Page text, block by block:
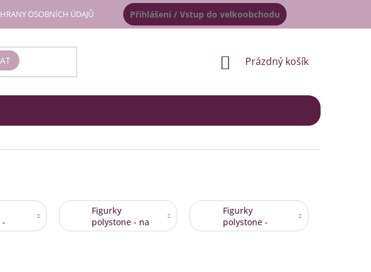
OSOBNÍCH ÚDAJŮ Přihlášení / Vstup do velkoobchodu
NÁKUPNÍ
Prázdný košík
-
Figurky
polystone - na
kolíčku, na
Figurky
polystone -
Kominíci